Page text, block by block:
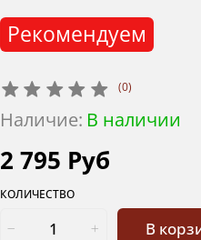
(0)
Наличие: В наличии
Рекомендуем
2 795 Руб
КОЛИЧЕСТВО
В